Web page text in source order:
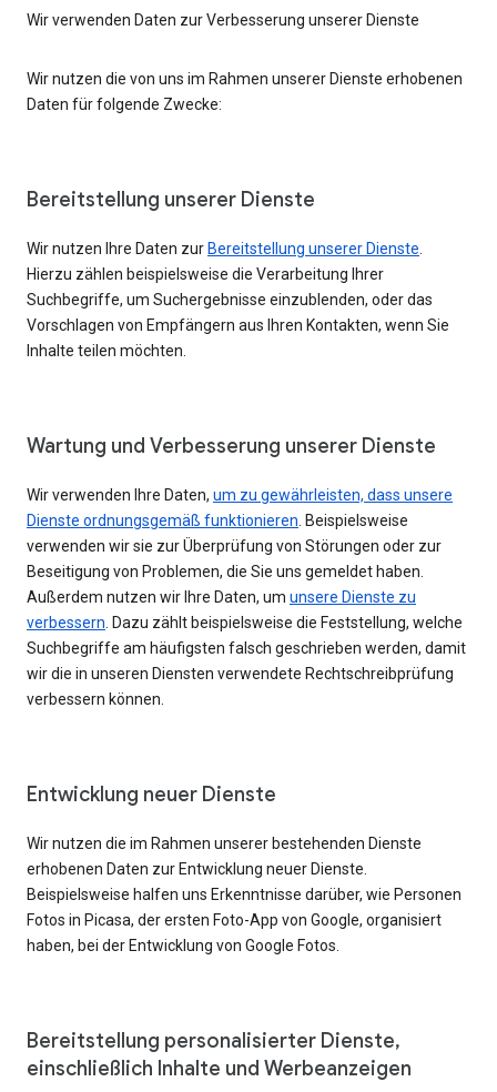
Wir verwenden Daten zur Verbesserung unserer Dienste
Wir nutzen die von uns im Rahmen unserer Dienste erhobenen
Daten für folgende Zwecke:
Bereitstellung unserer Dienste
Wir nutzen Ihre Daten zur Bereitstellung unserer Dienste
Hierzu zählen beispielsweise die Verarbeitung Ihrer
Suchbegriffe, um Suchergebnisse einzublenden, oder das
Vorschlagen von Empfängern aus Ihren Kontakten, wenn Sie
Inhalte teilen möchten.
Wartung und Verbesserung unserer Dienste
Wir verwenden Ihre Daten, um zu gewährleisten, dass unsere
Dienste ordnungsgemäß funktionieren . Beispielsweise
verwenden wir sie zur Überprüfung von Störungen oder zur
Beseitigung von Problemen, die Sie uns gemeldet haben.
Außerdem nutzen wir Ihre Daten, um unsere Dienste zu
verbessern . Dazu zählt beispielsweise die Feststellung, welche
Suchbegriffe am häufigsten falsch geschrieben werden, damit
wir die in unseren Diensten verwendete Rechtschreibprüfung
verbessern können.
Entwicklung neuer Dienste
Wir nutzen die im Rahmen unserer bestehenden Dienste
erhobenen Daten zur Entwicklung neuer Dienste.
Beispielsweise halfen uns Erkenntnisse darüber, wie Personen
Fotos in Picasa, der ersten Foto-App von Google, organisiert
haben, bei der Entwicklung von Google Fotos.
Bereitstellung personalisierter Dienste,
einschließlich Inhalte und Werbeanzeigen